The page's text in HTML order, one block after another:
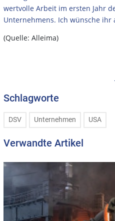
wertvolle Arbeit im ersten Jahr
Unternehmens. Ich wünsche
(Quelle: Alleima)
Schlagworte
DSV Unternehmen USA
Verwandte Artikel